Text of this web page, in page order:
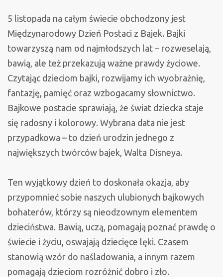
Jeżyków
i
Wiewiórek!
5 listopada na całym świecie obchodzony jest
Międzynarodowy Dzień Postaci z Bajek. Bajki
towarzyszą nam od najmłodszych lat – rozweselają,
bawią, ale też przekazują ważne prawdy życiowe.
Czytając dzieciom bajki, rozwijamy ich wyobraźnię,
fantazję, pamięć oraz wzbogacamy słownictwo.
Bajkowe postacie sprawiają, że świat dziecka staje
się radosny i kolorowy. Wybrana data nie jest
przypadkowa – to dzień urodzin jednego z
największych twórców bajek, Walta Disneya.
Ten wyjątkowy dzień to doskonała okazja, aby
przypomnieć sobie naszych ulubionych bajkowych
bohaterów, którzy są nieodzownym elementem
dzieciństwa. Bawią, uczą, pomagają poznać prawdę o
świecie i życiu, oswajają dziecięce lęki. Czasem
stanowią wzór do naśladowania, a innym razem
pomagają dzieciom rozróżnić dobro i zło.